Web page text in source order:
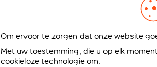
Om ervoor te zorgen dat onze website
Met uw toestemming, die u op elk
cookieloze technologie om: